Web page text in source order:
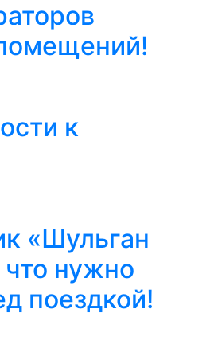
к
«Шульган
нужно
поездкой!